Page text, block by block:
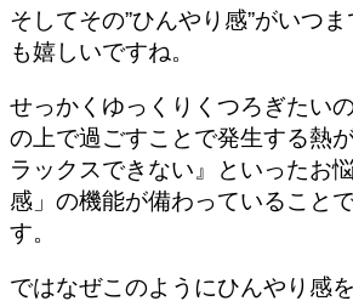
そしてその”ひんやり感”がいつ
も嬉しいですね。
せっかくゆっくりくつろぎたい
の上で過ごすことで発生する熱
ラックスできない』といったお
感」の機能が備わっていること
す。
ではなぜこのようにひんやり感